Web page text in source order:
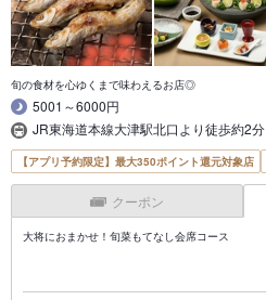
旬の食材を心ゆくまで味わえるお店◎
5001～6000円
JR東海道本線大津駅北口より徒歩約2分
【アプリ予約限定】最大350ポイント還元対象店
クーポン
大将におまかせ！旬菜もてなし会席コース